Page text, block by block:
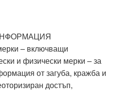
– включващи
и физически мерки – за
от загуба, кражба и
достъп,